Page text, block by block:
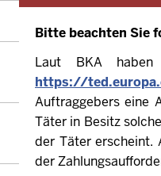
Bitte beachten Sie
Laut BKA haben
https://
Auftraggebers eine
Täter in Besitz
der Täter erscheint.
der